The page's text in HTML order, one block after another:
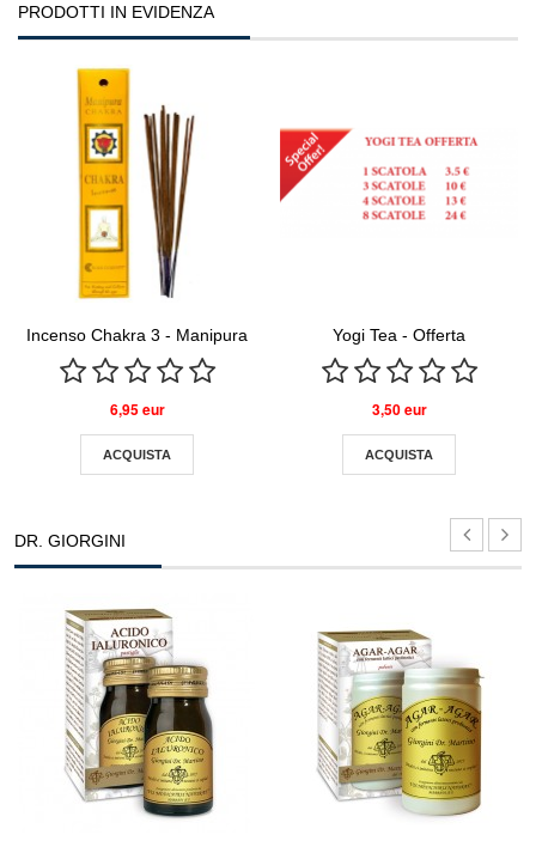
PRODOTTI IN EVIDENZA
Incenso Chakra 3 - Manipura
6,95 eur
ACQUISTA
Yogi Tea - Offerta
3,50 eur
ACQUISTA
DR. GIORGINI